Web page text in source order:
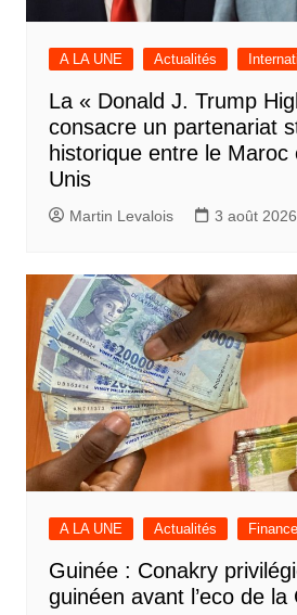
A LA UNE Actualités
La « Donald J. Trump
consacre un partenariat
historique entre le Maroc
Unis
Martin Levalois 3 août 2026
A LA UNE Actualités Finance
Guinée : Conakry
guinéen avant l’eco de la